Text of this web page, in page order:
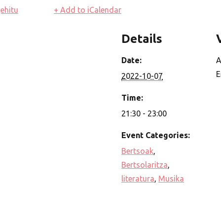
+ Add to iCalendar
Details
Date:
2022-10-07
Time:
21:30 - 23:00
Event Categories:
Bertsoak
Bertsolaritza
literatura Musika